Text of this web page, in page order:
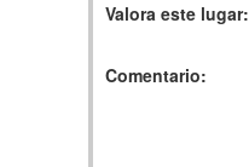
Valora este lugar:
Comentario: